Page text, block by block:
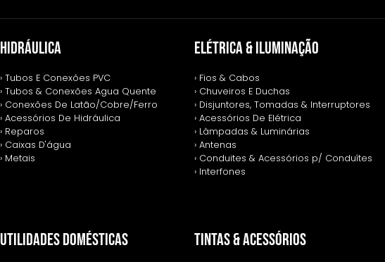
HIDRÁULICA
› Tubos E Conexões PVC
› Tubos & Conexões Agua Quente
› Conexões De Latão/Cobre/Ferro
› Acessórios De Hidráulica
› Reparos
› Caixas D'água
› Metais
ELÉTRICA & ILUMINAÇÃO
› Fios & Cabos
› Chuveiros E Duchas
› Disjuntores, Tomadas & Interruptores
› Acessórios De Elétrica
› Lâmpadas & Luminárias
› Antenas
› Conduites & Acessórios p/ Conduítes
› Interfones
UTILIDADES DOMÉSTICAS TINTAS & ACESSÓRIOS